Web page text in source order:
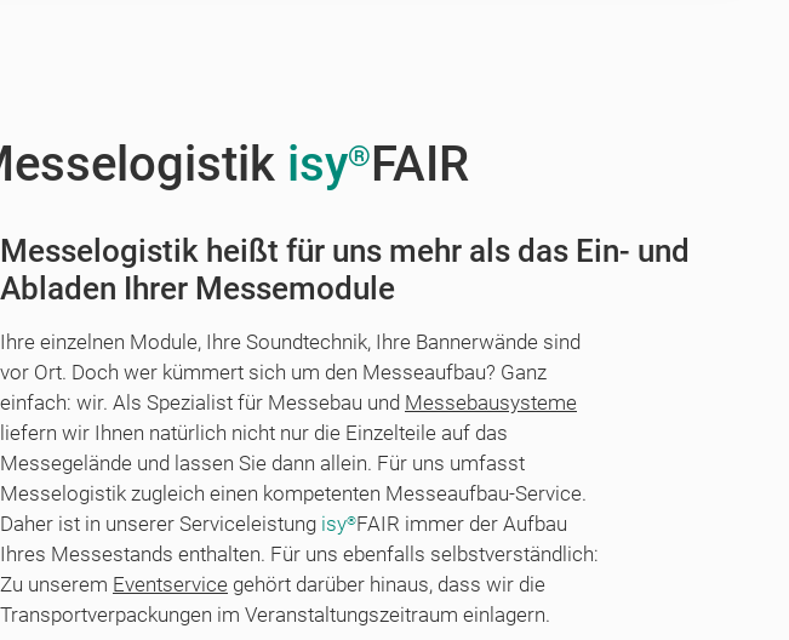
isy®FAIR
Messelogistik heißt für uns mehr als das Ein- und
Abladen Ihrer Messemodule
Ihre einzelnen Module, Ihre Soundtechnik, Ihre Bannerwände sind
vor Ort. Doch wer kümmert sich um den Messeaufbau? Ganz
einfach: wir. Als Spezialist für Messebau und Messebausysteme
liefern wir Ihnen natürlich nicht nur die Einzelteile auf das
Messegelände und lassen Sie dann allein. Für uns umfasst
Messelogistik zugleich einen kompetenten Messeaufbau-Service.
Daher ist in unserer Serviceleistung isy®FAIR immer der Aufbau
Ihres Messestands enthalten. Für uns ebenfalls selbstverständlich:
Zu unserem Eventservice gehört darüber hinaus, dass wir die
Transportverpackungen im Veranstaltungszeitraum einlagern.